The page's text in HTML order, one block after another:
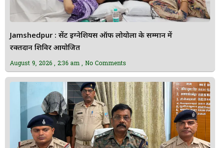
Jamshedpur : सेंट इग्नेशियस ऑफ लोयोला के सम्मान में
रक्तदान शिविर आयोजित
August 9, 2026 2:36 am No Comments